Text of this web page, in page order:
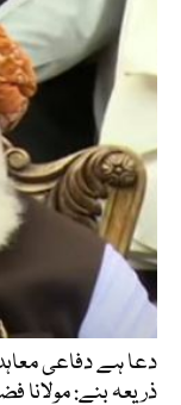
دعا ہے دفاعی
ذریعہ بنے: مولانا